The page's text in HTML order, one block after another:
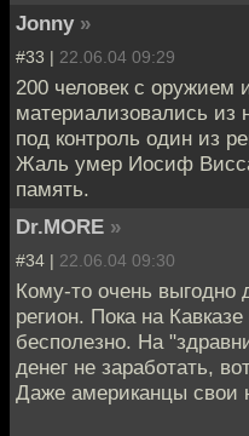
Jonny »
#33 | 22.06.04 09:29
200 человек с оружием
материализовались из
под контроль один из
Жаль умер Иосиф
память.
Dr.MORE »
#34 | 22.06.04 09:30
Кому-то очень выгодно
регион. Пока на
бесполезно. На
денег не заработать,
Даже американцы свои